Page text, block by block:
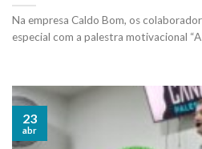
Na empresa Caldo Bom, os
especial com a palestra motivacional “A
23
abr